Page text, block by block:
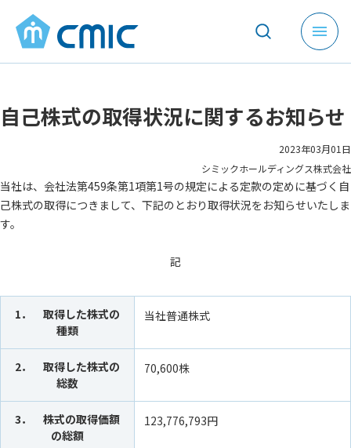
メ
ニ
を
開
く
自己株式の取得状況に関するお知らせ
2023年03月01日
シミックホールディングス株式会社
当社は、会社法第459条第1項第1号の規定による定款の定めに基づく自
己株式の取得につきまして、下記のとおり取得状況をお知らせいたしま
す。
記
1． 取得した株式の
種類
当社普通株式
2． 取得した株式の
総数
70,600株
3． 株式の取得価額
の総額
123,776,793円